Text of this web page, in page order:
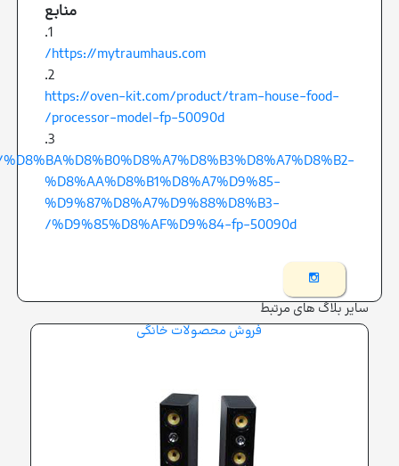
منابع
1.
https://mytraumhaus.com/
2.
https://oven-kit.com/product/tram-house-food-
processor-model-fp-50090d/
3.
%D8%AA%D8%B1%D8%A7%D9%85-
%D9%87%D8%A7%D9%88%D8%B3-
%D9%85%D8%AF%D9%84-fp-50090d/
سایر بلاگ های مرتبط
فروش محصولات خانگی